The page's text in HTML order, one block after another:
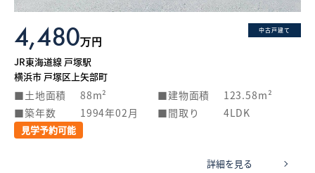
中古戸建て
4,480万円
JR東海道線 戸塚駅
横浜市 戸塚区上矢部町
土地面積 88m² 建物面積
123.58m²
築年数
1994年02月 間取り 4LDK
見学予約可能
詳細を見る